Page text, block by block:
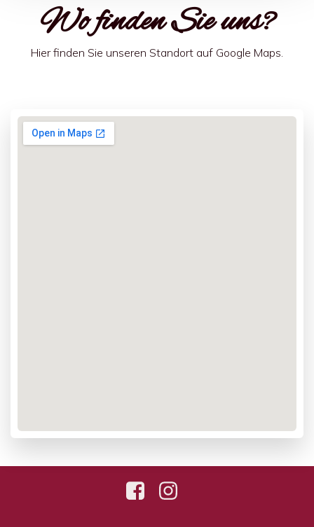
Wo finden Sie uns?
Hier finden Sie unseren Standort auf Google Maps.